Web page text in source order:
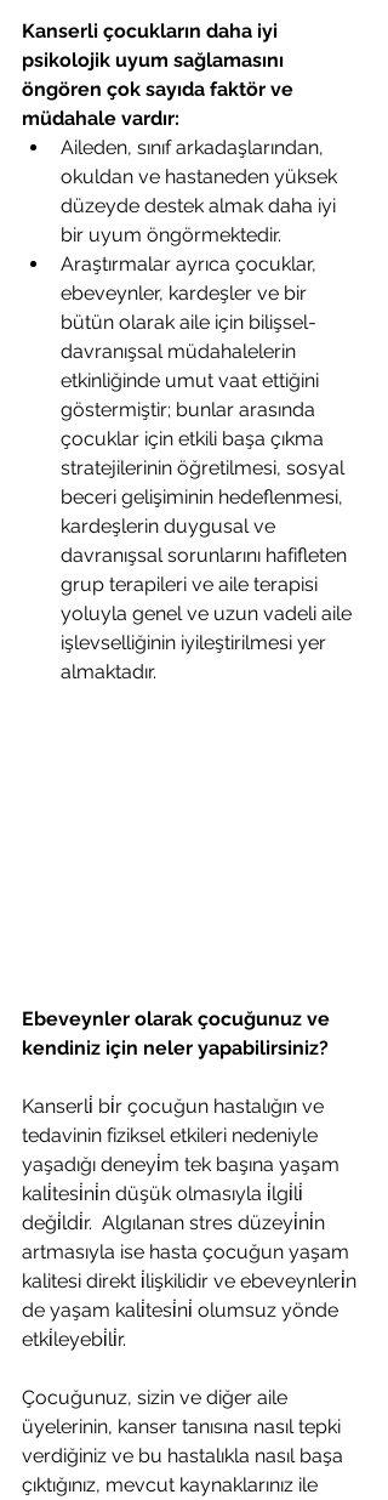
Kanserli çocukların daha iyi
psikolojik uyum sağlamasını
öngören çok sayıda faktör ve
müdahale vardır:
Aileden, sınıf arkadaşlarından,
okuldan ve hastaneden yüksek
düzeyde destek almak daha iyi
bir uyum öngörmektedir.
Araştırmalar ayrıca çocuklar,
ebeveynler, kardeşler ve bir
bütün olarak aile için bilişsel-
davranışsal müdahalelerin
etkinliğinde umut vaat ettiğini
göstermiştir; bunlar arasında
çocuklar için etkili başa çıkma
stratejilerinin öğretilmesi, sosyal
beceri gelişiminin hedeflenmesi,
kardeşlerin duygusal ve
davranışsal sorunlarını hafifleten
grup terapileri ve aile terapisi
yoluyla genel ve uzun vadeli aile
işlevselliğinin iyileştirilmesi yer
almaktadır.
Ebeveynler olarak çocuğunuz ve
kendiniz için neler yapabilirsiniz?
Kanserli̇ bi̇r çocuğun hastalığın ve
tedavinin fiziksel etkileri nedeniyle
yaşadığı deneyi̇m tek başına yaşam
kali̇tesi̇ni̇n düşük olmasıyla i̇lgi̇li̇
deği̇ldi̇r.  Algılanan stres düzeyi̇ni̇n
artmasıyla ise hasta çocuğun yaşam
kalitesi direkt i̇lişkilidir ve ebeveynleri̇n
de yaşam kali̇tesi̇ni̇ olumsuz yönde
etki̇leyebi̇li̇r.
Çocuğunuz, sizin ve diğer aile
üyelerinin, kanser tanısına nasıl tepki
verdiğiniz ve bu hastalıkla nasıl başa
çıktığınız, mevcut kaynaklarınız ile